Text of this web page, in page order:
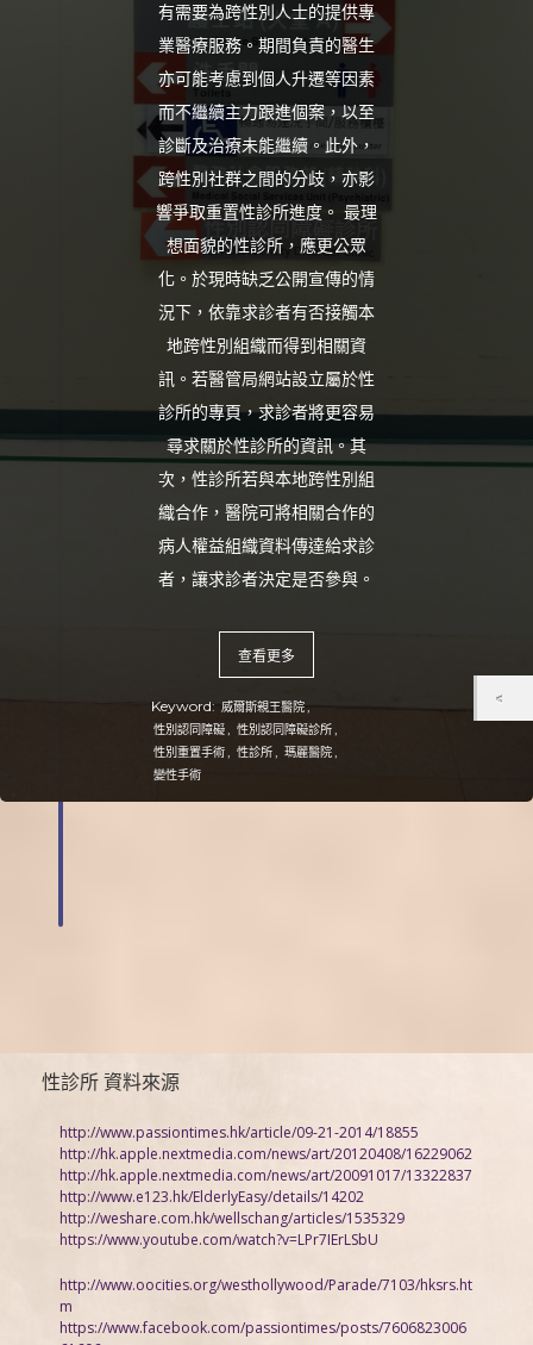
有需要為跨性別人士的提供專
業醫療服務。期間負責的醫生
亦可能考慮到個人升遷等因素
而不繼續主力跟進個案，以至
診斷及治療未能繼續。此外，
跨性別社群之間的分歧，亦影
響爭取重置性診所進度。 最理
想面貌的性診所，應更公眾
化。於現時缺乏公開宣傳的情
況下，依靠求診者有否接觸本
地跨性別組織而得到相關資
訊。若醫管局網站設立屬於性
診所的專頁，求診者將更容易
尋求關於性診所的資訊。其
次，性診所若與本地跨性別組
織合作，醫院可將相關合作的
病人權益組織資料傳達給求診
者，讓求診者決定是否參與。
查看更多
Keyword: 威爾斯親王醫院,
性別認同障礙, 性別認同障礙診所,
性別重置手術, 性診所, 瑪麗醫院,
變性手術
性診所 資料來源
http://www.passiontimes.hk/article/09-21-2014/18855
http://hk.apple.nextmedia.com/news/art/20120408/16229062
http://hk.apple.nextmedia.com/news/art/20091017/13322837
http://www.e123.hk/ElderlyEasy/details/14202
http://weshare.com.hk/wellschang/articles/1535329
https://www.youtube.com/watch?v=LPr7IErLSbU
http://www.oocities.org/westhollywood/Parade/7103/hksrs.ht
m
https://www.facebook.com/passiontimes/posts/7606823006